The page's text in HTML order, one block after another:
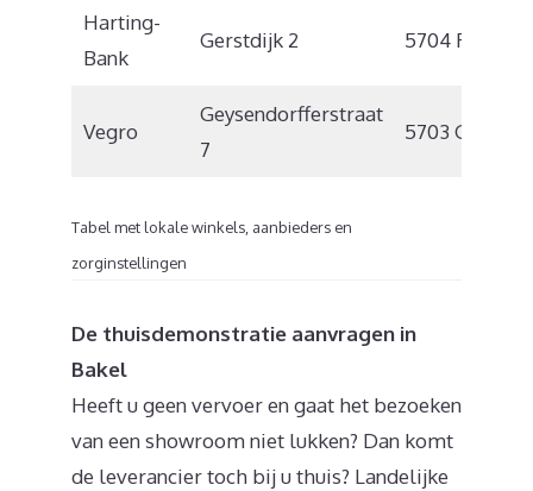
Harting-
Bank
Gerstdijk 2 5704 RG
Vegro
Geysendorfferstraat
7
5703 GA
Tabel met lokale winkels, aanbieders en
zorginstellingen
De thuisdemonstratie aanvragen in
Bakel
Heeft u geen vervoer en gaat het bezoeken
van een showroom niet lukken? Dan komt
de leverancier toch bij u thuis? Landelijke